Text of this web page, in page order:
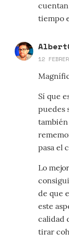
tiempo
12
Sí que
puedes
también
pasa el
Lo
de que
este
calidad
tirar